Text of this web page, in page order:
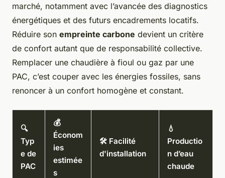
marché, notamment avec l’avancée des diagnostics
énergétiques et des futurs encadrements locatifs.
Réduire son empreinte carbone devient un critère
de confort autant que de responsabilité collective.
Remplacer une chaudière à fioul ou gaz par une
PAC, c’est couper avec les énergies fossiles, sans
renoncer à un confort homogène et constant.
🔍
Typ
e de
PAC
💰
Économ
ies
estimée
s
🛠️ Facilité
d'installation
💧
Productio
n d’eau
chaude